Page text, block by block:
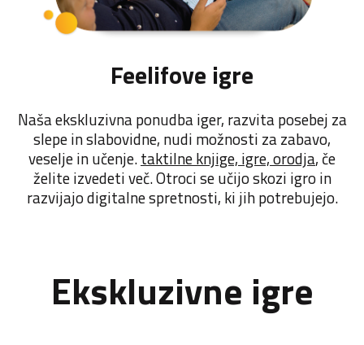
Feelifove igre
Naša ekskluzivna ponudba iger, razvita posebej za
slepe in slabovidne, nudi možnosti za zabavo,
veselje in učenje.taktilne knjige, igre, orodja, če
želite izvedeti več. Otroci se učijo skozi igro in
razvijajo digitalne spretnosti, ki jih potrebujejo.
Ekskluzivne igre